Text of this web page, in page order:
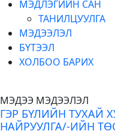
МЭДЛЭГИЙН САН
ТАНИЛЦУУЛГА
МЭДЭЭЛЭЛ
БҮТЭЭЛ
ХОЛБОО БАРИХ
МЭДЭЭ МЭДЭЭЛЭЛ
ГЭР БҮЛИЙН ТУХАЙ
НАЙРУУЛГА/-ИЙН